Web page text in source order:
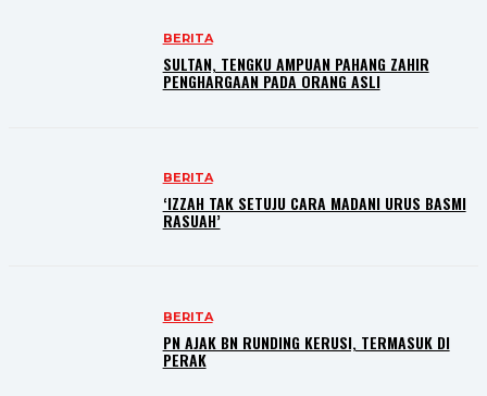
BERITA
SULTAN, TENGKU AMPUAN PAHANG ZAHIR
PENGHARGAAN PADA ORANG ASLI
BERITA
‘IZZAH TAK SETUJU CARA MADANI URUS BASMI
RASUAH’
BERITA
PN AJAK BN RUNDING KERUSI, TERMASUK DI
PERAK